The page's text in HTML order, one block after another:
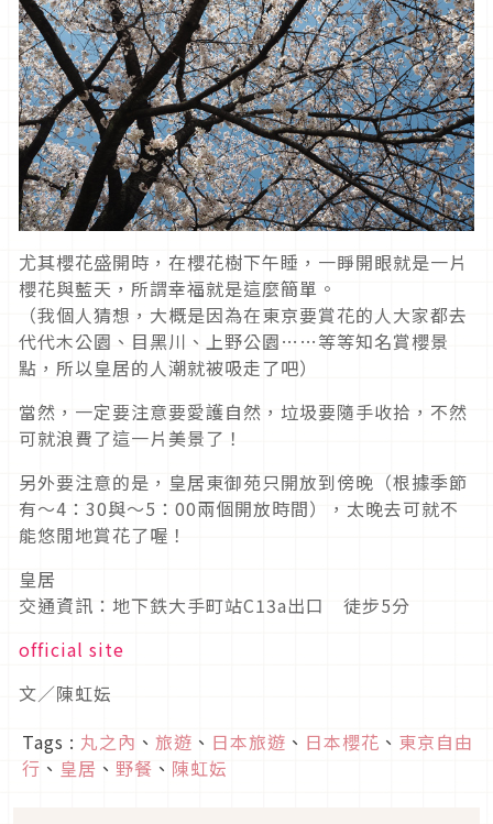
尤其櫻花盛開時，在櫻花樹下午睡，一睜開眼就是一片
櫻花與藍天，所謂幸福就是這麼簡單。
（我個人猜想，大概是因為在東京要賞花的人大家都去
代代木公園、目黑川、上野公園……等等知名賞櫻景
點，所以皇居的人潮就被吸走了吧）
當然，一定要注意要愛護自然，垃圾要隨手收拾，不然
可就浪費了這一片美景了！
另外要注意的是，皇居東御苑只開放到傍晚（根據季節
有～4：30與～5：00兩個開放時間），太晚去可就不
能悠閒地賞花了喔！
皇居
交通資訊：地下鉄大手町站C13a出口 徒步5分
official site
文／陳虹妘
Tags : 丸之內 、 旅遊 、 日本旅遊 、 日本櫻花 、 東京自由
行 、 皇居 、 野餐 、 陳虹妘